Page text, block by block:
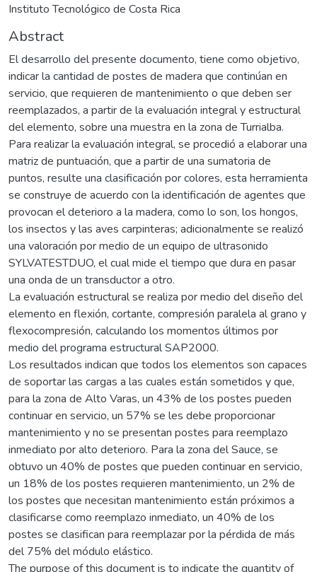
Instituto Tecnológico de Costa Rica
Abstract
El desarrollo del presente documento, tiene como objetivo,
indicar la cantidad de postes de madera que continúan en
servicio, que requieren de mantenimiento o que deben ser
reemplazados, a partir de la evaluación integral y estructural
del elemento, sobre una muestra en la zona de Turrialba.
Para realizar la evaluación integral, se procedió a elaborar una
matriz de puntuación, que a partir de una sumatoria de
puntos, resulte una clasificación por colores, esta herramienta
se construye de acuerdo con la identificación de agentes que
provocan el deterioro a la madera, como lo son, los hongos,
los insectos y las aves carpinteras; adicionalmente se realizó
una valoración por medio de un equipo de ultrasonido
SYLVATESTDUO, el cual mide el tiempo que dura en pasar
una onda de un transductor a otro.
La evaluación estructural se realiza por medio del diseño del
elemento en flexión, cortante, compresión paralela al grano y
flexocompresión, calculando los momentos últimos por
medio del programa estructural SAP2000.
Los resultados indican que todos los elementos son capaces
de soportar las cargas a las cuales están sometidos y que,
para la zona de Alto Varas, un 43% de los postes pueden
continuar en servicio, un 57% se les debe proporcionar
mantenimiento y no se presentan postes para reemplazo
inmediato por alto deterioro. Para la zona del Sauce, se
obtuvo un 40% de postes que pueden continuar en servicio,
un 18% de los postes requieren mantenimiento, un 2% de
los postes que necesitan mantenimiento están próximos a
clasificarse como reemplazo inmediato, un 40% de los
postes se clasifican para reemplazar por la pérdida de más
del 75% del módulo elástico.
The purpose of this document is to indicate the quantity of